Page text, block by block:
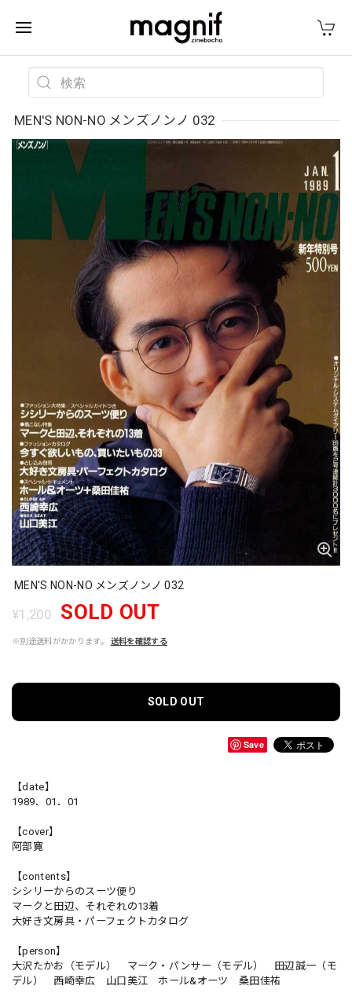
MEN'S NON-NO メンズノンノ 032
MEN'S NON-NO メンズノンノ 032
¥1,200 SOLD OUT
※別途送料がかかります。 送料を確認する
SOLD OUT
Save
【date】
1989．01．01
【cover】
阿部寛
【contents】
シシリーからのスーツ便り
マークと田辺、それぞれの13着
大好き文房具・パーフェクトカタログ
【person】
大沢たかお（モデル） マーク・パンサー（モデル） 田辺誠一（モ
デル） 西崎幸広 山口美江 ホール&オーツ 桑田佳祐